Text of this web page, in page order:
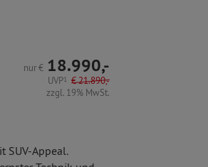
nur€ 18.990,-
UVP1 €21.890,-
zzgl. 19% MwSt.
SUV-Appeal.